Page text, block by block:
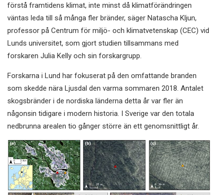
förstå framtidens klimat, inte minst då klimatförändringen
väntas leda till så många fler bränder, säger Natascha Kljun,
professor på Centrum för miljö- och klimatvetenskap (CEC) vid
Lunds universitet, som gjort studien tillsammans med
forskaren Julia Kelly och sin forskargrupp.
Forskarna i Lund har fokuserat på den omfattande branden
som skedde nära Ljusdal den varma sommaren 2018. Antalet
skogsbränder i de nordiska länderna detta år var fler än
någonsin tidigare i modern historia. I Sverige var den totala
nedbrunna arealen tio gånger större än ett genomsnittligt år.